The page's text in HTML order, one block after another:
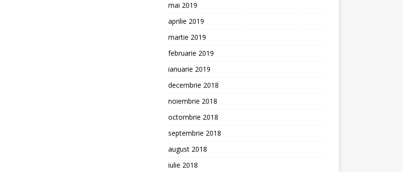
mai 2019
aprilie 2019
martie 2019
februarie 2019
ianuarie 2019
decembrie 2018
noiembrie 2018
octombrie 2018
septembrie 2018
august 2018
iulie 2018